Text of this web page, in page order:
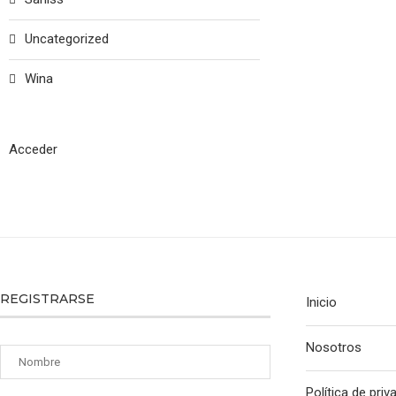
Uncategorized
Wina
Acceder
REGISTRARSE Inicio
Nosotros
Política de